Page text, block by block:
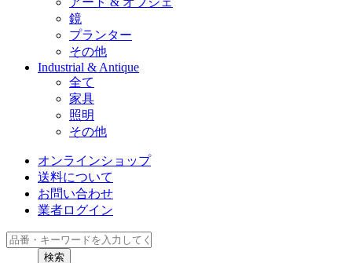
鏡
プランター
その他
Industrial & Antique
全て
家具
照明
その他
オンラインショップ
送料について
お問い合わせ
業者ログイン
検索